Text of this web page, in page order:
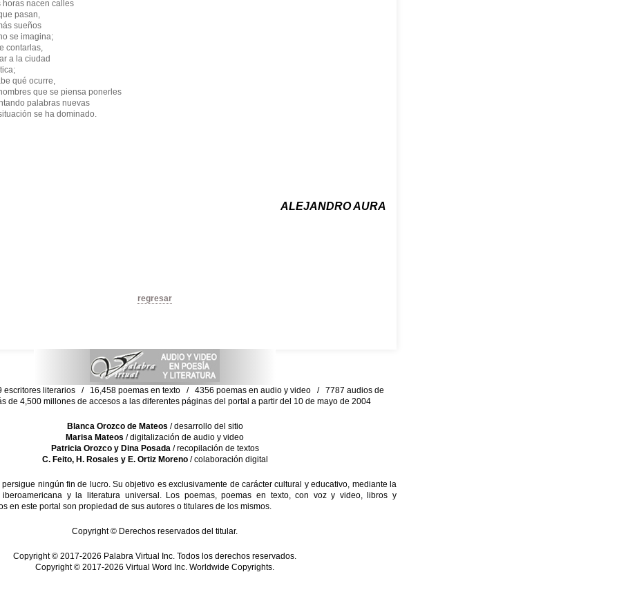
horas nacen calles
pasan,
sueños
se imagina;
contarlas,
a la ciudad
qué ocurre,
que se piensa ponerles
palabras nuevas
se ha dominado.
ALEJANDRO AURA
regresar
literarios / 16,458 poemas en texto / 4356 poemas en audio y video / 7787 audios de
de 4,500 millones de accesos a las diferentes páginas del portal a partir del 10 de mayo de 2004
Blanca Orozco de Mateos / desarrollo del sitio
Marisa Mateos / digitalización de audio y video
Patricia Orozco y Dina Posada/ recopilación de textos
C. Feito, H. Rosales y E. Ortiz Moreno/ colaboración digital
persigue ningún fin de lucro. Su objetivo es exclusivamente de carácter cultural y educativo, mediante la
y la literatura universal. Los poemas, poemas en texto, con voz y video, libros y
en este portal son propiedad de sus autores o titulares de los mismos.
Copyright © Derechos reservados del titular.
Copyright © 2017-2026 Palabra Virtual Inc. Todos los derechos reservados.
Copyright © 2017-2026 Virtual Word Inc. Worldwide Copyrights.